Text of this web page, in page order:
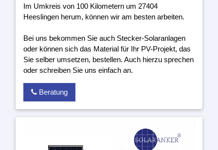
Im Umkreis von 100 Kilometern um 27404
Heeslingen herum, können wir am besten arbeiten.
Bei uns bekommen Sie auch Stecker-Solaranlagen
oder können sich das Material für Ihr PV-Projekt, das
Sie selber umsetzen, bestellen. Auch hierzu sprechen
oder schreiben Sie uns einfach an.
Beratung